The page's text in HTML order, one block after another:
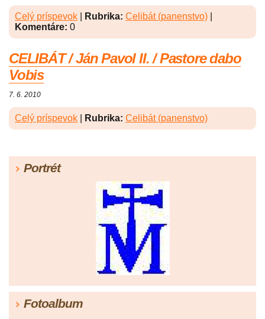
Celý príspevok Rubrika: Celibát (panenstvo)
Komentáre: 0
CELIBÁT / Ján Pavol II. / Pastore dabo
Vobis
7. 6. 2010
Celý príspevok Rubrika: Celibát (panenstvo)
Portrét
Fotoalbum